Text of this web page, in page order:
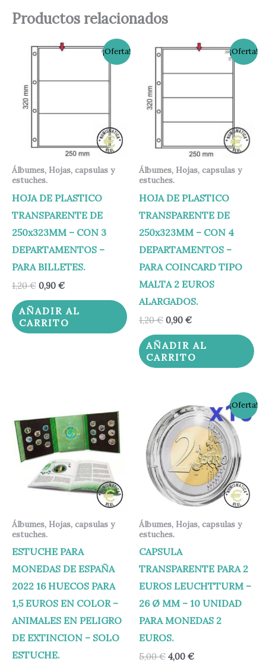
Productos relacionados
¡Oferta!
Álbumes, Hojas, capsulas y
estuches.
HOJA DE PLASTICO
TRANSPARENTE DE
250x323MM – CON 3
DEPARTAMENTOS –
PARA BILLETES.
1,20€
El
era:
0,90 €
El
es:
AÑADIR AL
CARRITO
¡Oferta!
Álbumes, Hojas, capsulas y
estuches.
HOJA DE PLASTICO
TRANSPARENTE DE
250x323MM – CON 4
DEPARTAMENTOS –
PARA COINCARD TIPO
MALTA 2 EUROS
ALARGADOS.
1,20€
El
0,90 €
El
AÑADIR AL
CARRITO
Álbumes, Hojas, capsulas y
estuches.
ESTUCHE PARA
MONEDAS DE ESPAÑA
2022 16 HUECOS PARA
1,5 EUROS EN COLOR –
ANIMALES EN PELIGRO
DE EXTINCION – SOLO
ESTUCHE.
¡Oferta!
Álbumes, Hojas, capsulas y
estuches.
CAPSULA
TRANSPARENTE PARA 2
EUROS LEUCHTTURM –
26 Ø MM – 10 UNIDAD
PARA MONEDAS 2
EUROS.
5,00€
precio
original
era:
5,00 €.
4,00 €
precio
actual
4,00 €.